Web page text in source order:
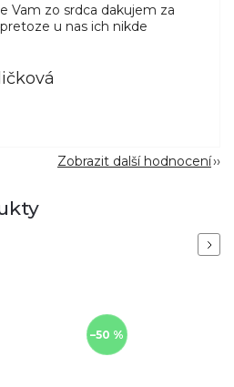
Vam zo srdca dakujem za
u nas ich nikde
Zobrazit další hodnocení
–50 %
Next